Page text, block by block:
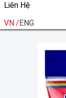
Liên Hệ
VN ENG